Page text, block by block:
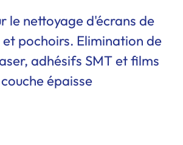
le nettoyage d'écrans de
pochoirs. Elimination de
adhésifs SMT et films
couche épaisse